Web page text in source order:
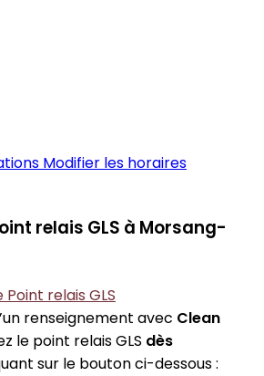
Modifier les horaires
relais GLS à Morsang-
relais GLS
renseignement avec Clean
le point relais GLS dès
sur le bouton ci-dessous :